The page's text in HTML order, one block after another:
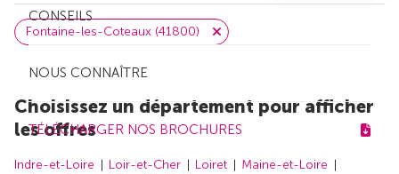
CONSEILS
NOUS CONNAÎTRE
TÉLÉCHARGER NOS BROCHURES
Fontaine-les-Coteaux (41800)
Choisissez un département pour afficher
les offres
Indre-et-Loire Loir-et-Cher Loiret
Maine-et-Loire